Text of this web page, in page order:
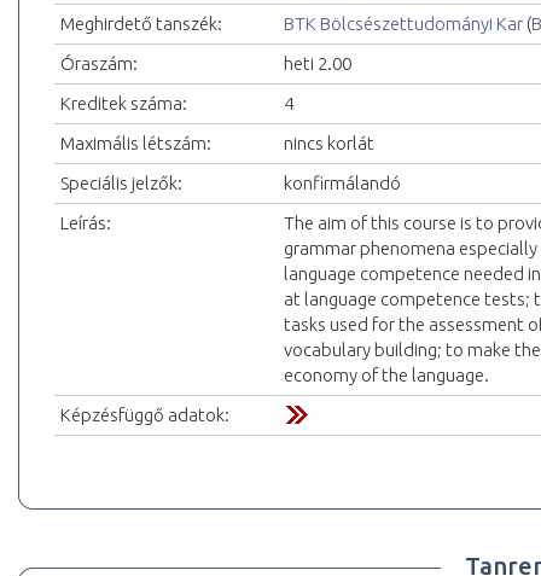
Meghirdető tanszék:
BTK Bölcsészettudományi Kar (
Óraszám:
heti 2.00
Kreditek száma:
4
Maximális létszám:
nincs korlát
Speciális jelzők:
konfirmálandó
Leírás:
The aim of this course is to
grammar phenomena
language competence needed
at language competence tests;
tasks used for the assessment
vocabulary building; to make
economy of the language.
Képzésfüggő adatok: